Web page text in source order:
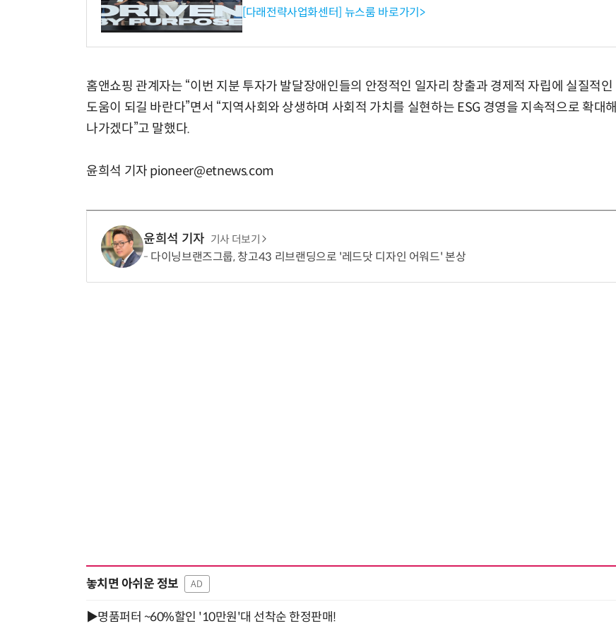
[다래전략사업화센터] 뉴스룸 바로가기>
홈앤쇼핑 관계자는 “이번 지분 투자가 발달장애인들의 안정적인 일자리 창출과 경제적 자립에 실질적인
도움이 되길 바란다”면서 “지역사회와 상생하며 사회적 가치를 실현하는 ESG 경영을 지속적으로 확대해
나가겠다”고 말했다.
윤희석 기자 pioneer@etnews.com
윤희석 기자 기사 더보기
다이닝브랜즈그룹, 창고43 리브랜딩으로 '레드닷 디자인 어워드' 본상
놓치면 아쉬운 정보 AD
▶명품퍼터 ~60%할인 '10만원'대 선착순 한정판매!